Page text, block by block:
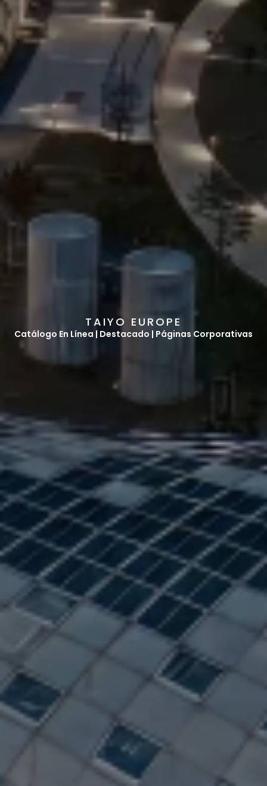
TA IY O E U R O P E
Catálogo En Línea | Destacado | Páginas Corporativas